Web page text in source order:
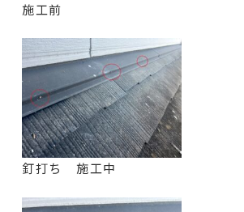
施工前
釘打ち 施工中